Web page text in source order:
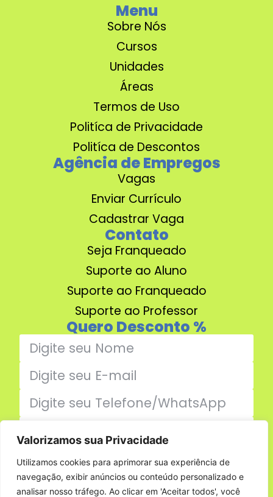
Valorizamos sua Privacidade
Utilizamos cookies para aprimorar sua experiência de
navegação, exibir anúncios ou conteúdo personalizado e
analisar nosso tráfego. Ao clicar em 'Aceitar todos', você
Menu
Sobre Nós
Cursos
Unidades
Áreas
Termos de Uso
Politíca de Privacidade
Politíca de Descontos
Agência de Empregos
Vagas
Enviar Currículo
Cadastrar Vaga
Contato
Seja Franqueado
Suporte ao Aluno
Suporte ao Franqueado
Suporte ao Professor
Quero Desconto %
Enviar
Família Jumper